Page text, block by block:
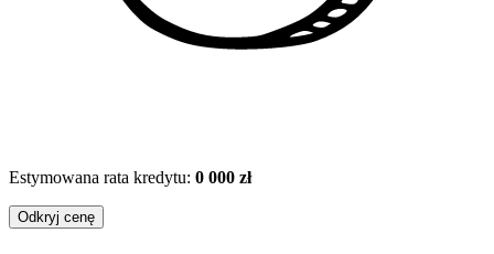
Estymowana rata kredytu: 0 000 zł
Odkryj cenę